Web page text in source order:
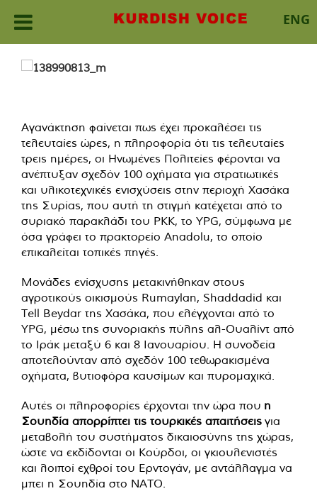
ENG
Αγανάκτηση φαίνεται πως έχει προκαλέσει τις
τελευταίες ώρες, η πληροφορία ότι τις τελευταίες
τρεις ημέρες, οι Ηνωμένες Πολιτείες φέρονται να
ανέπτυξαν σχεδόν 100 οχήματα για στρατιωτικές
και υλικοτεχνικές ενισχύσεις στην περιοχή Χασάκα
της Συρίας, που αυτή τη στιγμή κατέχεται από το
συριακό παρακλάδι του PKK, το YPG, σύμφωνα με
όσα γράφει το πρακτορείο Anadolu, το οποίο
επικαλείται τοπικές πηγές.
Μονάδες ενίσχυσης μετακινήθηκαν στους
αγροτικούς οικισμούς Rumaylan, Shaddadid και
Tell Beydar της Χασάκα, που ελέγχονται από το
YPG, μέσω της συνοριακής πύλης αλ-Ουαλίντ από
το Ιράκ μεταξύ 6 και 8 Ιανουαρίου. Η συνοδεία
αποτελούνταν από σχεδόν 100 τεθωρακισμένα
οχήματα, βυτιοφόρα καυσίμων και πυρομαχικά.
Αυτές οι πληροφορίες έρχονται την ώρα που η
Σουηδία απορρίπτει τις τουρκικές απαιτήσεις για
μεταβολή του συστήματος δικαιοσύνης της χώρας,
ώστε να εκδίδονται οι Κούρδοι, οι γκιουλενιστές
και λοιποί εχθροί του Ερντογάν, με αντάλλαγμα να
μπει η Σουηδία στο ΝΑΤΟ.